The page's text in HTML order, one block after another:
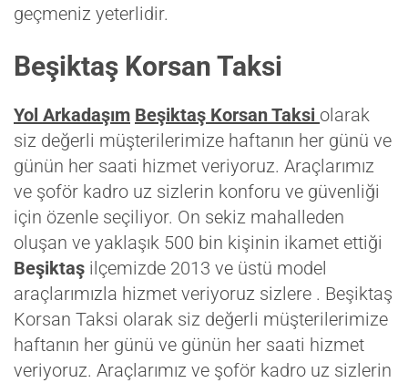
geçmeniz yeterlidir.
Beşiktaş Korsan Taksi
Yol Arkadaşım Beşiktaş Korsan Taksi olarak
siz değerli müşterilerimize haftanın her günü ve
günün her saati hizmet veriyoruz. Araçlarımız
ve şoför kadro uz sizlerin konforu ve güvenliği
için özenle seçiliyor. On sekiz mahalleden
oluşan ve yaklaşık 500 bin kişinin ikamet ettiği
Beşiktaş ilçemizde 2013 ve üstü model
araçlarımızla hizmet veriyoruz sizlere . Beşiktaş
Korsan Taksi olarak siz değerli müşterilerimize
haftanın her günü ve günün her saati hizmet
veriyoruz. Araçlarımız ve şoför kadro uz sizlerin